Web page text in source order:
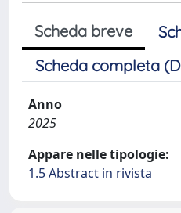
Scheda breve
Scheda completa
Anno
2025
Appare nelle tipologie:
1.5 Abstract in rivista